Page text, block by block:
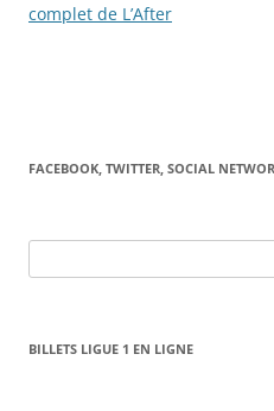
complet de L’After
FACEBOOK, TWITTER, SOCIAL
for:
BILLETS LIGUE 1 EN LIGNE